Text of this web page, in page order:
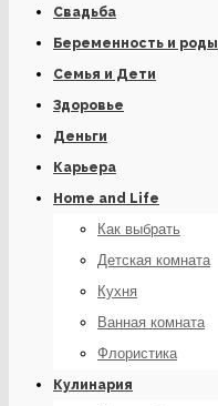
Свадьба
Беременность и роды
Семья и Дети
Здоровье
Деньги
Карьера
Home and Life
Как выбрать
Детская комната
Кухня
Ванная комната
Флористика
Кулинария